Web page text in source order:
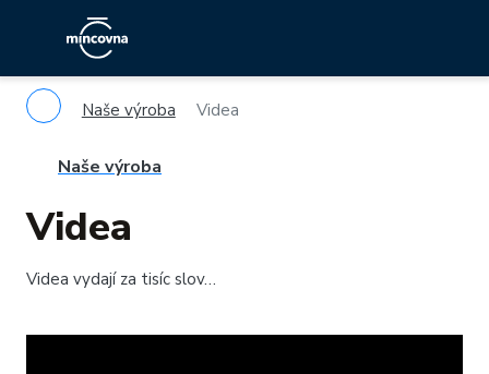
Naše výroba Videa
Naše výroba
Videa
Videa vydají za tisíc slov…